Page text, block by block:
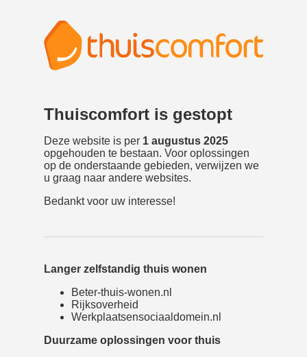
Thuiscomfort is gestopt
Deze website is per 1 augustus 2025
opgehouden te bestaan. Voor oplossingen
op de onderstaande gebieden, verwijzen we
u graag naar andere websites.
Bedankt voor uw interesse!
Langer zelfstandig thuis wonen
Beter-thuis-wonen.nl
Rijksoverheid
Werkplaatsensociaaldomein.nl
Duurzame oplossingen voor thuis